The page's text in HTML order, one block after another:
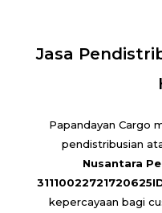
Jasa
Papandayan Cargo
pendistribusian
Nusantara
kepercayaan bagi